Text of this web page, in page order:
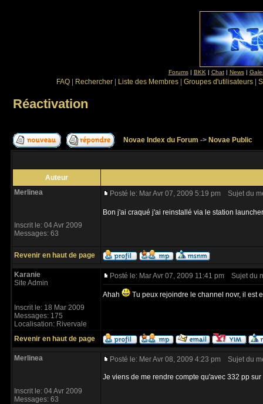
Forums| BKK | Chat| News|
FAQ Rechercher Liste des Membres Groupes d'utilisateurs
Réactivation
Novae Index du Forum -> Novae Public
Auteur
Merlinea
Inscrit le: 04 Avr 2009
Messages: 63
Posté le: Mar Avr 07, 2009 5:19 pm Sujet du
Bon j'ai craqué j'ai reinstallé via le station
Revenir en haut de page
Karanie
Site Admin
Inscrit le: 18 Mar 2009
Messages: 175
Localisation: Rivervale
Posté le: Mar Avr 07, 2009 11:41 pm Sujet du
Ahah Tu peux rejoindre le channel novr, il est
Revenir en haut de page
Merlinea
Inscrit le: 04 Avr 2009
Messages: 63
Posté le: Mer Avr 08, 2009 4:23 pm Sujet du
Je viens de me rendre compte qu'avec 332 pp